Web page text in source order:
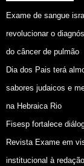
Exame de sangue
revolucionar o
do câncer de pulmão
Dia dos Pais terá
sabores judaicos e
na Hebraica Rio
Fisesp fortalece
Revista Exame em
institucional à redação